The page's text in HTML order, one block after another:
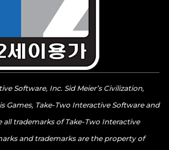
Software, Inc. Sid Meier’s Civilization,
Games, Take-Two Interactive Software and
all trademarks of Take-Two Interactive
and trademarks are the property of